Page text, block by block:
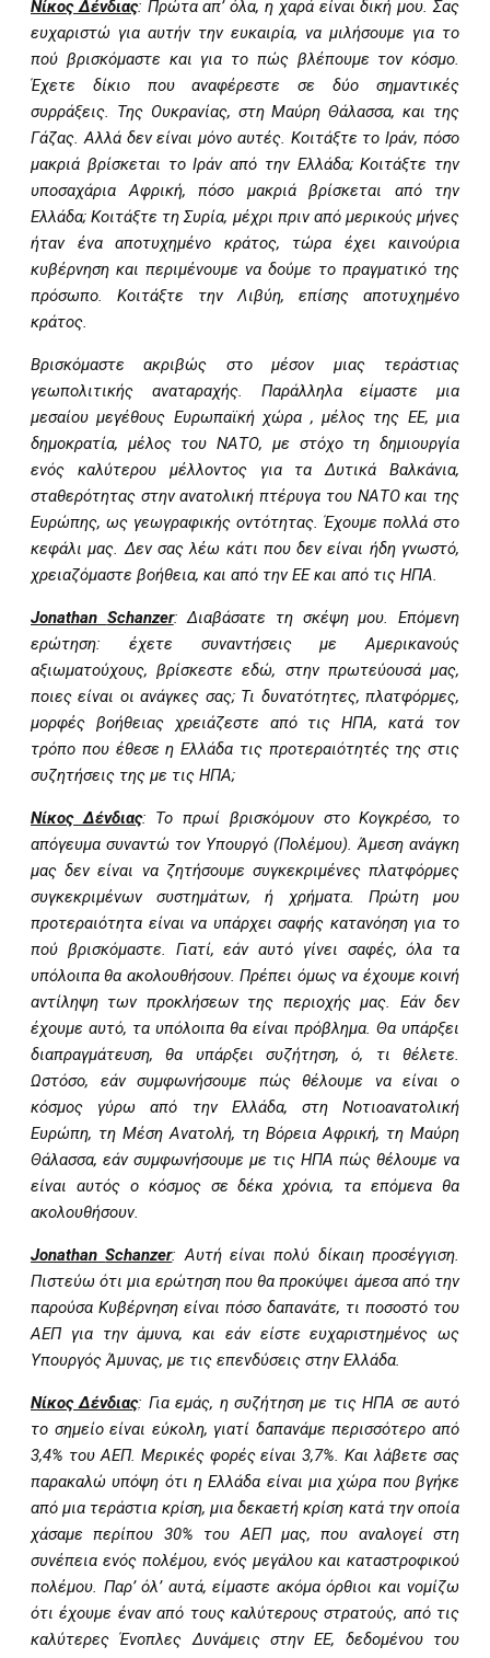
Νίκος Δένδιας: Πρώτα απ’ όλα, η χαρά είναι δική μου. Σας
ευχαριστώ για αυτήν την ευκαιρία, να μιλήσουμε για το
πού βρισκόμαστε και για το πώς βλέπουμε τον κόσμο.
Έχετε δίκιο που αναφέρεστε σε δύο σημαντικές
συρράξεις. Της Ουκρανίας, στη Μαύρη Θάλασσα, και της
Γάζας. Αλλά δεν είναι μόνο αυτές. Κοιτάξτε το Ιράν, πόσο
μακριά βρίσκεται το Ιράν από την Ελλάδα; Κοιτάξτε την
υποσαχάρια Αφρική, πόσο μακριά βρίσκεται από την
Ελλάδα; Κοιτάξτε τη Συρία, μέχρι πριν από μερικούς μήνες
ήταν ένα αποτυχημένο κράτος, τώρα έχει καινούρια
κυβέρνηση και περιμένουμε να δούμε το πραγματικό της
πρόσωπο. Κοιτάξτε την Λιβύη, επίσης αποτυχημένο
κράτος.
Βρισκόμαστε ακριβώς στο μέσον μιας τεράστιας
γεωπολιτικής αναταραχής. Παράλληλα είμαστε μια
μεσαίου μεγέθους Ευρωπαϊκή χώρα , μέλος της ΕΕ, μια
δημοκρατία, μέλος του ΝΑΤΟ, με στόχο τη δημιουργία
ενός καλύτερου μέλλοντος για τα Δυτικά Βαλκάνια,
σταθερότητας στην ανατολική πτέρυγα του ΝΑΤΟ και της
Ευρώπης, ως γεωγραφικής οντότητας. Έχουμε πολλά στο
κεφάλι μας. Δεν σας λέω κάτι που δεν είναι ήδη γνωστό,
χρειαζόμαστε βοήθεια, και από την ΕΕ και από τις ΗΠΑ.
Jonathan Schanzer: Διαβάσατε τη σκέψη μου. Επόμενη
ερώτηση: έχετε συναντήσεις με Αμερικανούς
αξιωματούχους, βρίσκεστε εδώ, στην πρωτεύουσά μας,
ποιες είναι οι ανάγκες σας; Τι δυνατότητες, πλατφόρμες,
μορφές βοήθειας χρειάζεστε από τις ΗΠΑ, κατά τον
τρόπο που έθεσε η Ελλάδα τις προτεραιότητές της στις
συζητήσεις της με τις ΗΠΑ;
Νίκος Δένδιας: Το πρωί βρισκόμουν στο Κογκρέσο, το
απόγευμα συναντώ τον Υπουργό (Πολέμου). Άμεση ανάγκη
μας δεν είναι να ζητήσουμε συγκεκριμένες πλατφόρμες
συγκεκριμένων συστημάτων, ή χρήματα. Πρώτη μου
προτεραιότητα είναι να υπάρχει σαφής κατανόηση για το
πού βρισκόμαστε. Γιατί, εάν αυτό γίνει σαφές, όλα τα
υπόλοιπα θα ακολουθήσουν. Πρέπει όμως να έχουμε κοινή
αντίληψη των προκλήσεων της περιοχής μας. Εάν δεν
έχουμε αυτό, τα υπόλοιπα θα είναι πρόβλημα. Θα υπάρξει
διαπραγμάτευση, θα υπάρξει συζήτηση, ό, τι θέλετε.
Ωστόσο, εάν συμφωνήσουμε πώς θέλουμε να είναι ο
κόσμος γύρω από την Ελλάδα, στη Νοτιοανατολική
Ευρώπη, τη Μέση Ανατολή, τη Βόρεια Αφρική, τη Μαύρη
Θάλασσα, εάν συμφωνήσουμε με τις ΗΠΑ πώς θέλουμε να
είναι αυτός ο κόσμος σε δέκα χρόνια, τα επόμενα θα
ακολουθήσουν.
Jonathan Schanzer: Αυτή είναι πολύ δίκαιη προσέγγιση.
Πιστεύω ότι μια ερώτηση που θα προκύψει άμεσα από την
παρούσα Κυβέρνηση είναι πόσο δαπανάτε, τι ποσοστό του
ΑΕΠ για την άμυνα, και εάν είστε ευχαριστημένος ως
Υπουργός Άμυνας, με τις επενδύσεις στην Ελλάδα.
Νίκος Δένδιας: Για εμάς, η συζήτηση με τις ΗΠΑ σε αυτό
το σημείο είναι εύκολη, γιατί δαπανάμε περισσότερο από
3,4% του ΑΕΠ. Μερικές φορές είναι 3,7%. Και λάβετε σας
παρακαλώ υπόψη ότι η Ελλάδα είναι μια χώρα που βγήκε
από μια τεράστια κρίση, μια δεκαετή κρίση κατά την οποία
χάσαμε περίπου 30% του ΑΕΠ μας, που αναλογεί στη
συνέπεια ενός πολέμου, ενός μεγάλου και καταστροφικού
πολέμου. Παρ’ όλ’ αυτά, είμαστε ακόμα όρθιοι και νομίζω
ότι έχουμε έναν από τους καλύτερους στρατούς, από τις
καλύτερες Ένοπλες Δυνάμεις στην ΕΕ, δεδομένου του